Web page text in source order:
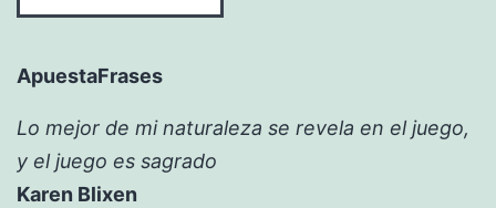
ApuestaFrases
Lo mejor de mi naturaleza se revela en el juego,
y el juego es sagrado
Karen Blixen